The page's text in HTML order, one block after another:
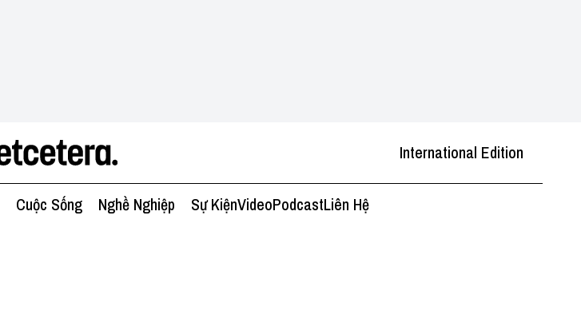
International Edition
Cuộc Sống Nghề Nghiệp Sự KiệnVideoPodcastLiên Hệ